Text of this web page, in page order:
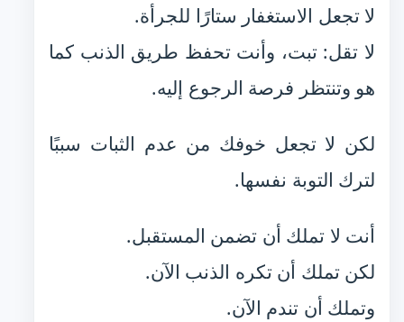
لا تجعل الاستغفار ستارًا للجرأة.
لا تقل: تبت، وأنت تحفظ طريق الذنب كما
هو وتنتظر فرصة الرجوع إليه.
لكن لا تجعل خوفك من عدم الثبات سببًا
لترك التوبة نفسها.
أنت لا تملك أن تضمن المستقبل.
لكن تملك أن تكره الذنب الآن.
وتملك أن تندم الآن.